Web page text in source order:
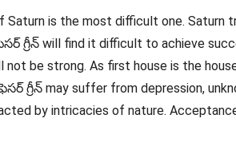
Saturn is the most difficult one.
గ్రీన్ will find it difficult to achieve
be strong. As first house is the
గ్రీన్ may suffer from depression,
by intricacies of nature.